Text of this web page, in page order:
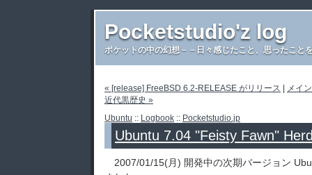
Pocketstudio'z log
ポケットの中の幻想－－日々感じたこと、思ったこと
« [release] FreeBSD 6.2-RELEASE がリリース
メイン
近代黒歴史 »
Ubuntu :: Logbook :: Pocketstudio.jp
Ubuntu 7.04 "Feisty Fawn"
2007/01/15(月) 開発中の次期バージョン